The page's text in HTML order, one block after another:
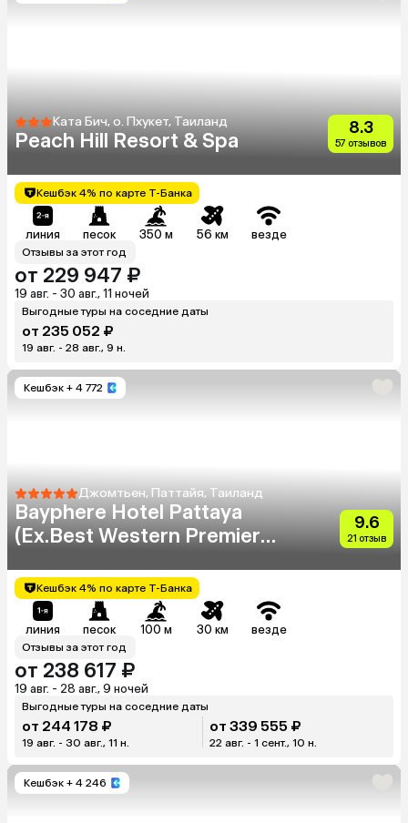
Ката Бич, о. Пхукет, Таиланд
Peach Hill Resort & Spa
8.3
57 отзывов
Кешбэк 4% по карте Т-Банка
линия песок 350 м 56 км везде
Отзывы за этот год
от 229 947 ₽
19 авг. - 30 авг., 11 ночей
Выгодные туры на соседние даты
от 235 052 ₽
19 авг. - 28 авг., 9 н.
Кешбэк + 4 772
Джомтьен, Паттайя, Таиланд
Bayphere Hotel Pattaya
(Ex.Best Western Premier
9.6
21 отзыв
Кешбэк 4% по карте Т-Банка
линия песок 100 м 30 км везде
Отзывы за этот год
от 238 617 ₽
19 авг. - 28 авг., 9 ночей
Выгодные туры на соседние даты
от 244 178 ₽
19 авг. - 30 авг., 11 н.
от 339 555 ₽
22 авг. - 1 сент., 10 н.
Кешбэк + 4 246